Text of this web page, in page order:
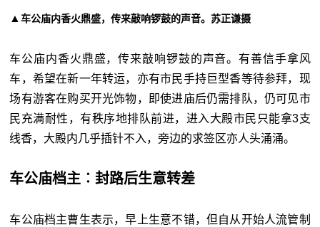
▲车公庙内香火鼎盛，传来敲响锣鼓的声音。苏正谦摄
车公庙内香火鼎盛，传来敲响锣鼓的声音。有善信手拿风
车，希望在新一年转运，亦有市民手持巨型香等待参拜，现
场有游客在购买开光饰物，即使进庙后仍需排队，仍可见市
民充满耐性，有秩序地排队前进，进入大殿市民只能拿3支
线香，大殿内几乎插针不入，旁边的求签区亦人头涌涌。
车公庙档主︰封路后生意转差
车公庙档主曹生表示，早上生意不错，但自从开始人流管制